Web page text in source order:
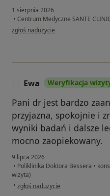
1 sierpnia 2026
• Centrum Medyczne SANTE
w opinii użytkownika E.B
zgłoś nadużycie
Ewa Weryfikacja
Pani dr jest bardzo
przyjazna, spokojnie i
wyniki badań i dalsze
mocno zaopiekowany.
9 lipca 2026
• Poliklinika Doktora Bessera •
wizyta)
• w opinii użytkownika Ewa
zgłoś nadużycie